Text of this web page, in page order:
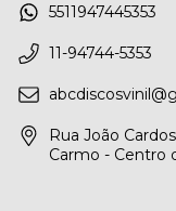
5511947445353
11-94744-5353
Rua João
Carmo - Centro